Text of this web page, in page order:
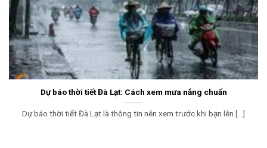
Dự báo thời tiết Đà Lạt: Cách xem mưa nắng chuẩn
Dự báo thời tiết Đà Lạt là thông tin nên xem trước khi bạn lên [...]